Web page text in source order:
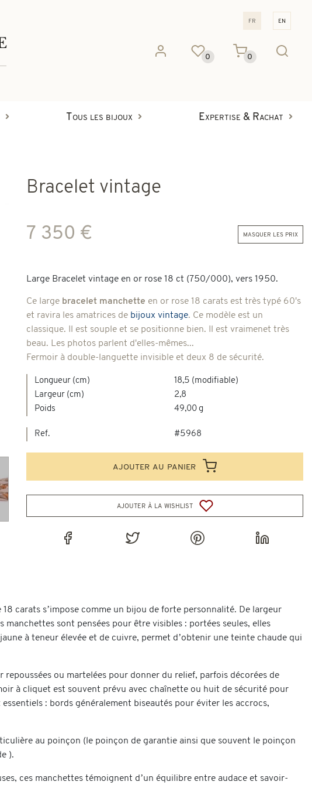
fr en
0 0
Tous les bijoux Expertise & Rachat
Bracelet vintage
7 350 € masquer les prix
Large Bracelet vintage en or rose 18 ct (750/000), vers 1950.
Ce large bracelet manchette en or rose 18 carats est très typé 60's
et ravira les amatrices de bijoux vintage. Ce modèle est un
classique. Il est souple et se positionne bien. Il est vraimenet très
beau. Les photos parlent d'elles-mêmes...
Fermoir à double-languette invisible et deux 8 de sécurité.
Longueur (cm)
18,5 (modifiable)
Largeur (cm)
2,8
Poids
49,00 g
Ref. #5968
ajouter au panier
ajouter à la wishlist
carats s’impose comme un bijou de forte personnalité. De largeur
sont pensées pour être visibles : portées seules, elles
à teneur élevée et de cuivre, permet d’obtenir une teinte chaude qui
ou martelées pour donner du relief, parfois décorées de
à cliquet est souvent prévu avec chaînette ou huit de sécurité pour
: bords généralement biseautés pour éviter les accrocs,
au poinçon (le poinçon de garantie ainsi que souvent le poinçon
).
ces manchettes témoignent d’un équilibre entre audace et savoir-